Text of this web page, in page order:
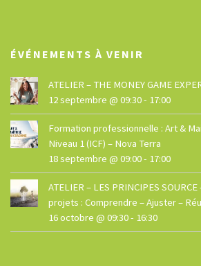
ÉVÉNEMENTS À VENIR
ATELIER – THE MONEY GAME
12 septembre @ 09:30- 17:00
Formation professionnelle : Art &
Niveau 1 (ICF) – Nova Terra
18 septembre @ 09:00- 17:00
ATELIER – LES PRINCIPES
projets : Comprendre – Ajuster –
16 octobre @ 09:30- 16:30